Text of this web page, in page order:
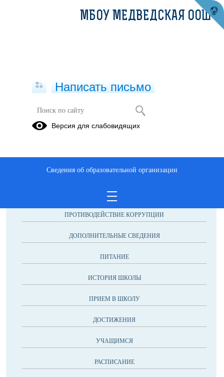
Публикации за Февраль 2026
ОБРАЩЕНИЯ ГРАЖДАН
ПРОТИВОДЕЙСТВИЕ КОРРУПЦИИ
ДОПОЛНИТЕЛЬНЫЕ СВЕДЕНИЯ
ПИТАНИЕ
ИСТОРИЯ ШКОЛЫ
ПРИЕМ В ШКОЛУ
ДОСТИЖЕНИЯ
УЧАЩИМСЯ
РАСПИСАНИЕ
МБОУ МЕДВЕДСКАЯ ООШ
Написать письмо
Версия для слабовидящих
Сведения об образовательной организации